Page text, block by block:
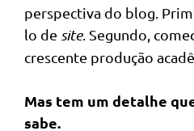
perspectiva do blog.
lo de site. Segundo,
crescente produção
Mas tem um detalhe
sabe.